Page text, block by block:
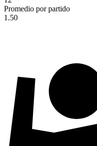
Promedio por partido
1.50